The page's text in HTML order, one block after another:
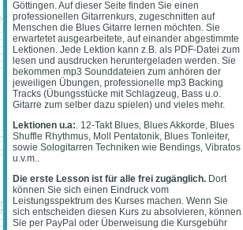
Göttingen. Auf dieser Seite finden Sie einen
professionellen Gitarrenkurs, zugeschnitten auf
Menschen die Blues Gitarre lernen möchten. Sie
erwartetet ausgearbeitete, auf einander abgestimmte
Lektionen. Jede Lektion kann z.B. als PDF-Datei zum
lesen und ausdrucken heruntergeladen werden. Sie
bekommen mp3 Sounddateien zum anhören der
jeweiligen Übungen, professionelle mp3 Backing
Tracks (Übungsstücke mit Schlagzeug, Bass u.o.
Gitarre zum selber dazu spielen) und vieles mehr.
Lektionen u.a:. 12-Takt Blues, Blues Akkorde, Blues
Shuffle Rhythmus, Moll Pentatonik, Blues Tonleiter,
sowie Sologitarren Techniken wie Bendings, Vibratos
u.v.m..
Die erste Lesson ist für alle frei zugänglich. Dort
können Sie sich einen Eindruck vom
Leistungsspektrum des Kurses machen. Wenn Sie
sich entscheiden diesen Kurs zu absolvieren, können
Sie per PayPal oder Überweisung die Kursgebühr